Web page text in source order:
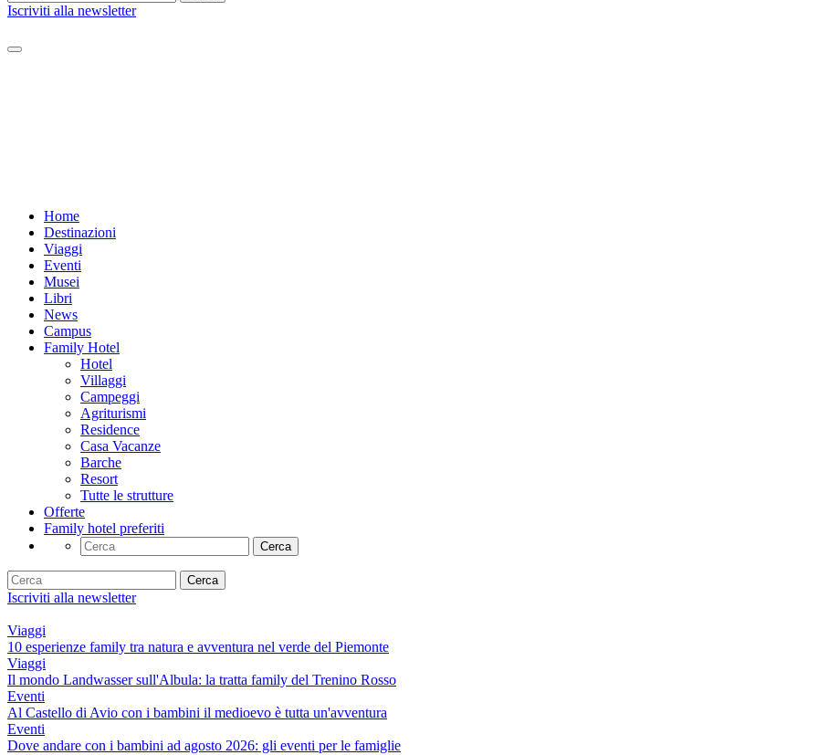
Iscriviti alla newsletter
Home
Destinazioni
Viaggi
Eventi
Musei
Libri
News
Campus
Family Hotel
Hotel
Villaggi
Campeggi
Agriturismi
Residence
Casa Vacanze
Barche
Resort
Tutte le strutture
Offerte
Family hotel preferiti
Cerca
Cerca
Iscriviti alla newsletter
Viaggi
10 esperienze family tra natura e avventura nel verde del Piemonte
Viaggi
Il mondo Landwasser sull'Albula: la tratta family del Trenino Rosso
Eventi
Al Castello di Avio con i bambini il medioevo è tutta un'avventura
Eventi
Dove andare con i bambini ad agosto 2026: gli eventi per le famiglie